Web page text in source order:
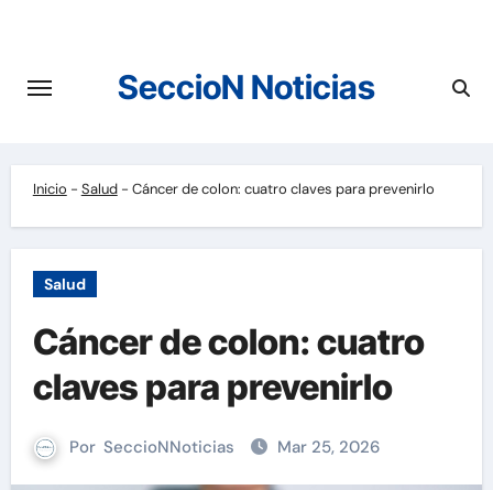
contenido
SeccioN Noticias
Inicio - Salud- Cáncer de colon: cuatro claves para prevenirlo
Salud
Cáncer de colon: cuatro
claves para prevenirlo
Por SeccioNNoticias Mar 25, 2026